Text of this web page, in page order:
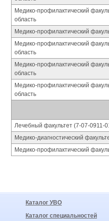
Медико-профилактический
область
Медико-профилактический
Медико-профилактический
область
Медико-профилактический
область
Медико-профилактический
область
Лечебный факультет (7-07-0911-
Медико-диагностический
Медико-профилактический
Каталог УВО
Каталог специальностей